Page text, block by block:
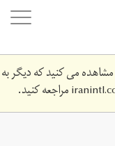
می کنید که دیگر به
مراجعه کنید.